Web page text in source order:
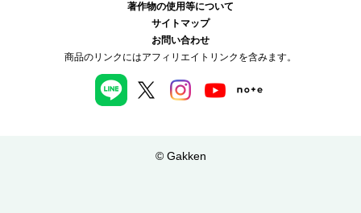
著作物の使用等について
サイトマップ
お問い合わせ
商品のリンクにはアフィリエイトリンクを含みます。
© Gakken